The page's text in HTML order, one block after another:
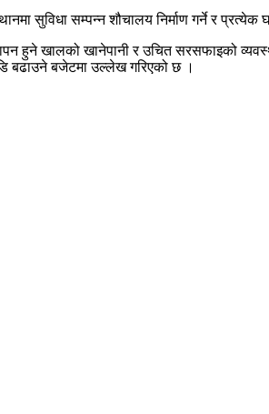
सुविधा सम्पन्न शौचालय निर्माण गर्ने र
हुने खालको खानेपानी र उचित सरसफाइको
बढाउने बजेटमा उल्लेख गरिएको छ ।